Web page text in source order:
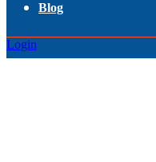
Blog
Login